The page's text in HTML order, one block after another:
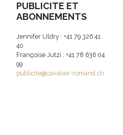
PUBLICITE ET
ABONNEMENTS
Jennifer Uldry : +41 79 326 41
40
Françoise Jutzi : +41 78 636 04
99
publicite@cavalier-romand.ch